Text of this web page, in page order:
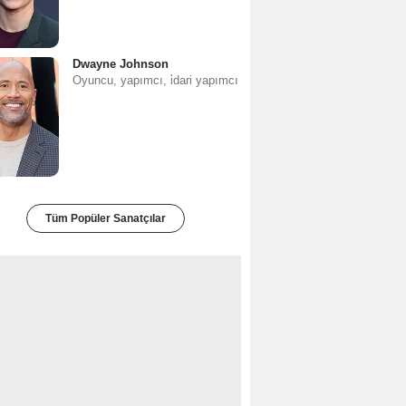
Dwayne Johnson
Oyuncu, yapımcı, i̇dari yapımcı
Tüm Popüler Sanatçılar